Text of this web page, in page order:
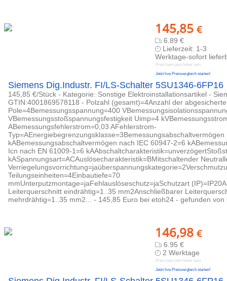
145,85 €
6.89 €
Lieferzeit: 1-3
Werktage-sofort
Preis kann jetzt höher sein
Jetzt live Preisvergleich starten!
Siemens Dig.Industr. FI/LS-Schalter 5SU1346-6FP16
145,85 €/Stück - Kategorie: Sonstige Elektroinstallationsartikel -
GTIN:4001869578118 - Polzahl (gesamt)=4Anzahl der
Pole=4Bemessungsspannung=400
VBemessungsstoßspannungsfestigkeit Uimp=4
ABemessungsfehlerstrom=0,03 AFehlerstrom-
kABemessungsabschaltvermögen nach IEC 60947-2=6
Icn nach EN 61009-1=6
kASpannungsart=ACAuslösecharakteristik=BMitschaltender
Teilungseinheiten=4Einbautiefe=70
mmUnterputzmontage=jaFehlauslöseschutz=jaSchutzart
Leiterquerschnitt eindrähtig=1..35 mm2Anschließbarer
mehrdrähtig=1..35 mm2... - 145,85 Euro bei etoh24 - gefunden von
146,98 €
6.95 €
2 Werktage
Preis kann jetzt höher sein
Jetzt live Preisvergleich starten!